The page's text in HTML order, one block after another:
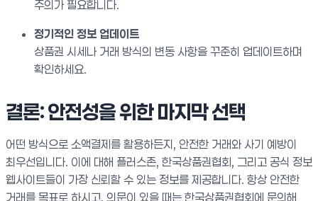
주의가 필요합니다.
정기적인 정보 업데이트
상품권 시세나 거래 방식의 변동 사항을 꾸준히 업데이트하며
확인하세요.
결론: 안전성을 위한 마지막 선택
어떤 방식으로 소액결제를 활용하든지, 안전한 거래와 사기 예방이
최우선입니다. 이에 대해 플러스존, 한국상품권협회, 그리고 공식 정보
웹사이트들이 가장 신뢰할 수 있는 정보를 제공합니다. 항상 안전한
거래를 목표로 하시고, 의문이 있을 때는 한국상품권협회에 문의해